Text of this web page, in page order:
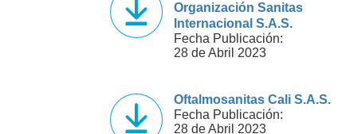
Organización Sanitas
Internacional S.A.S.
Fecha Publicación:
28 de Abril 2023
Oftalmosanitas Cali S.A.S.
Fecha Publicación:
28 de Abril 2023